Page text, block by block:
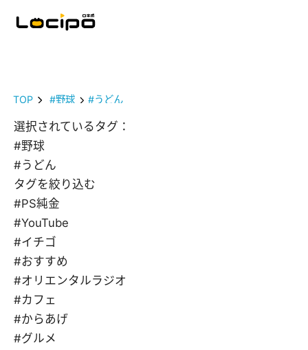
TOP #野球 #うどん
選択されているタグ：
#野球
#うどん
タグを絞り込む
#PS純金
#YouTube
#イチゴ
#おすすめ
#オリエンタルラジオ
#カフェ
#からあげ
#グルメ